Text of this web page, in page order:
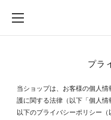
ニ
ュ
を
プラ
当ショップは、お客様の個人
護に関する法律（以下「個人情
以下のプライバシーポリシー